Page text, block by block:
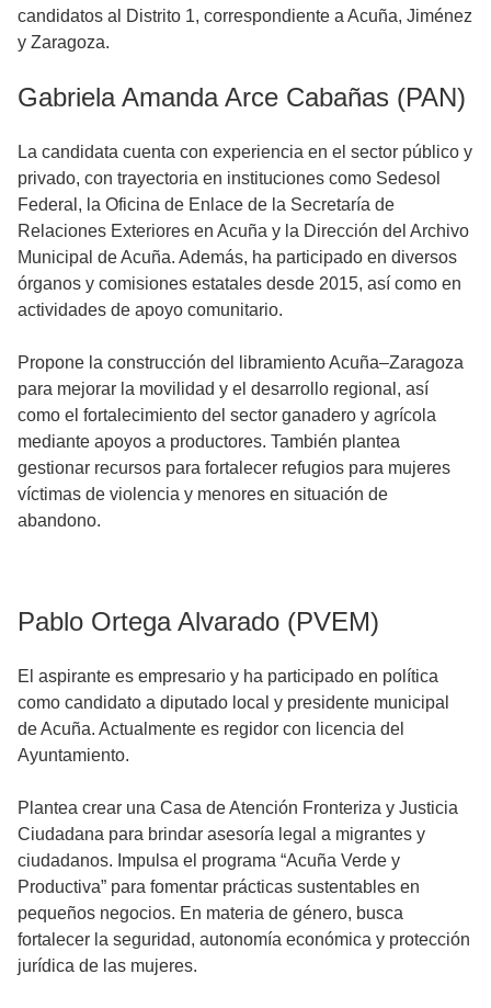
candidatos al Distrito 1, correspondiente a Acuña, Jiménez
y Zaragoza.
Gabriela Amanda Arce Cabañas (PAN)
La candidata cuenta con experiencia en el sector público y
privado, con trayectoria en instituciones como Sedesol
Federal, la Oficina de Enlace de la Secretaría de
Relaciones Exteriores en Acuña y la Dirección del Archivo
Municipal de Acuña. Además, ha participado en diversos
órganos y comisiones estatales desde 2015, así como en
actividades de apoyo comunitario.
Propone la construcción del libramiento Acuña–Zaragoza
para mejorar la movilidad y el desarrollo regional, así
como el fortalecimiento del sector ganadero y agrícola
mediante apoyos a productores. También plantea
gestionar recursos para fortalecer refugios para mujeres
víctimas de violencia y menores en situación de
abandono.
Pablo Ortega Alvarado (PVEM)
El aspirante es empresario y ha participado en política
como candidato a diputado local y presidente municipal
de Acuña. Actualmente es regidor con licencia del
Ayuntamiento.
Plantea crear una Casa de Atención Fronteriza y Justicia
Ciudadana para brindar asesoría legal a migrantes y
ciudadanos. Impulsa el programa “Acuña Verde y
Productiva” para fomentar prácticas sustentables en
pequeños negocios. En materia de género, busca
fortalecer la seguridad, autonomía económica y protección
jurídica de las mujeres.